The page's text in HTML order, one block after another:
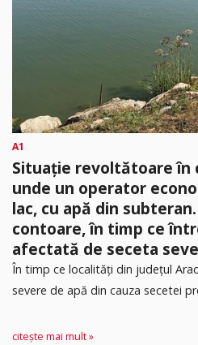
A1
Situație revoltătoare în
unde un operator
lac, cu apă din
contoare, în timp ce
afectată de seceta
În timp ce localități din județul
severe de apă din cauza secetei
citește mai mult »